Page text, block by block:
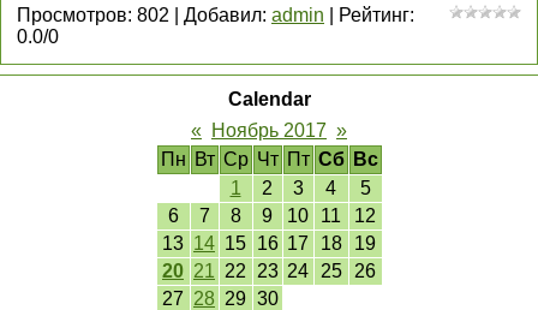
Просмотров: 802 Добавил: admin Рейтинг:
0.0/0
Calendar
« Ноябрь 2017 »
Пн Вт Ср Чт Пт Сб
Вс
1
2 3 4
5
6
7 8 9 10 11
12
13 14 15 16 17 18
19
20 21 22 23 24 25
26
27 28 29 30